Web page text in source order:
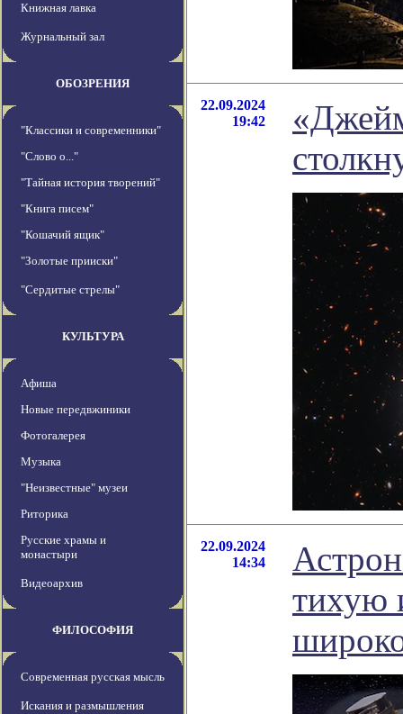
Книжная лавка
Журнальный зал
ОБОЗРЕНИЯ
"Классики и современники"
"Слово о..."
"Тайная история творений"
"Книга писем"
"Кошачий ящик"
"Золотые прииски"
"Сердитые стрелы"
КУЛЬТУРА
Афиша
Новые передвжиники
Фотогалерея
Музыка
"Неизвестные" музеи
Риторика
Русские храмы и
монастыри
Видеоархив
ФИЛОСОФИЯ
Современная русская мысль
Искания и размышления
22.09.2024
19:42
22.09.2024
14:34
тихую